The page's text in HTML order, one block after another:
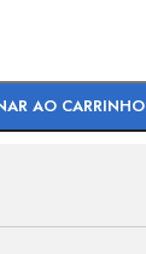
AO CARRINHO